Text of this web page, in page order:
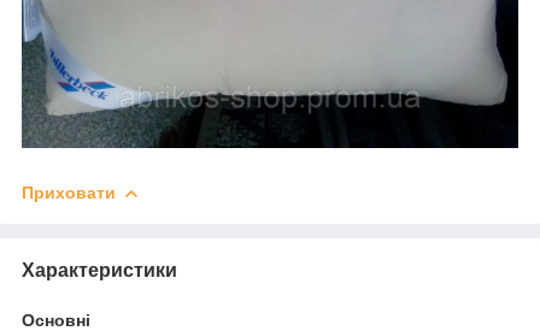
Приховати
Характеристики
Основні